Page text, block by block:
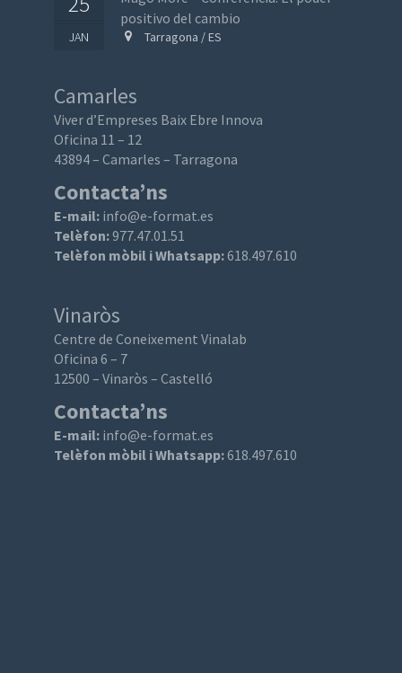
JAN
positivo del cambio
Tarragona / ES
Camarles
Viver d’Empreses Baix Ebre Innova
Oficina 11 – 12
43894 – Camarles – Tarragona
Contacta’ns
E-mail: info@e-format.es
Telèfon:977.47.01.51
Telèfon mòbil i Whatsapp:618.497.610
Vinaròs
Centre de Coneixement Vinalab
Oficina 6 – 7
12500 – Vinaròs – Castelló
Contacta’ns
E-mail: info@e-format.es
Telèfon mòbil i Whatsapp:618.497.610